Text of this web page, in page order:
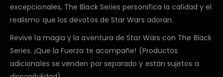
excepcionales, The Black Series personifica la calidad y el
realismo que los devotos de Star Wars adoran.
Revive la magia y la aventura de Star Wars con The Black
Series. ¡Que la Fuerza te acompañe! (Productos
adicionales se venden por separado y están sujetos a